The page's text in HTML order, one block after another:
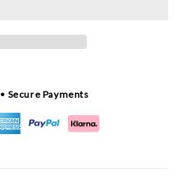
Secure Payments